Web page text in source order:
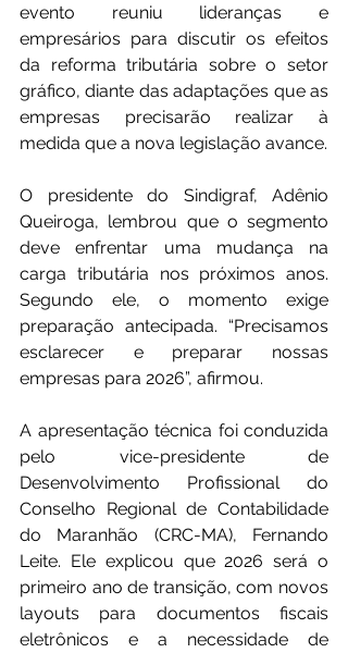
evento reuniu lideranças e
empresários para discutir os efeitos
da reforma tributária sobre o setor
gráfico, diante das adaptações que as
empresas precisarão realizar à
medida que a nova legislação avance.
O presidente do Sindigraf, Adênio
Queiroga, lembrou que o segmento
deve enfrentar uma mudança na
carga tributária nos próximos anos.
Segundo ele, o momento exige
preparação antecipada. “Precisamos
esclarecer e preparar nossas
empresas para 2026”, afirmou.
A apresentação técnica foi conduzida
pelo vice-presidente de
Desenvolvimento Profissional do
Conselho Regional de Contabilidade
do Maranhão (CRC-MA), Fernando
Leite. Ele explicou que 2026 será o
primeiro ano de transição, com novos
layouts para documentos fiscais
eletrônicos e a necessidade de